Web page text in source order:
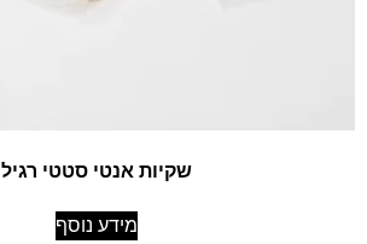
שקיות אנטי סטטי רגיל
מידע נוסף